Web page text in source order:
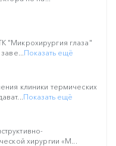
"Микрохирургия глаза"
Показать ещё
клиники термических
Показать ещё
хирургии «М...